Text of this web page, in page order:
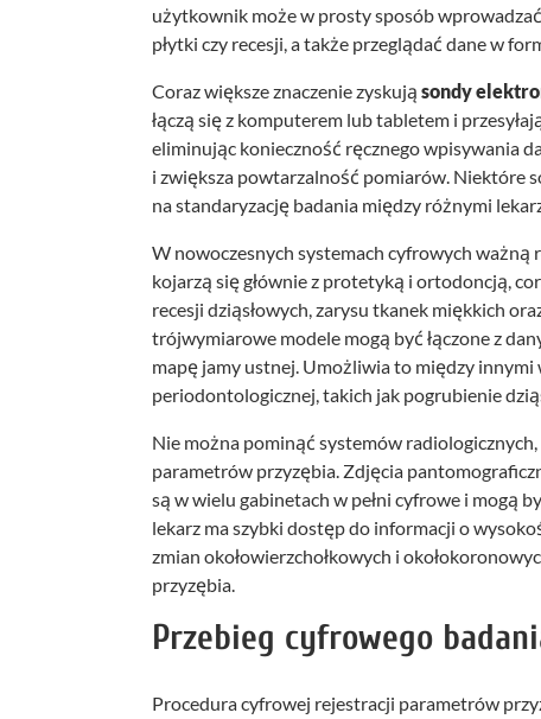
użytkownik może w prosty sposób
płytki czy recesji, a także przeglądać dane w
Coraz większe znaczenie zyskują sondy
łączą się z komputerem lub tabletem i
eliminując konieczność ręcznego wpisywania
i zwiększa powtarzalność pomiarów. Niektóre
na standaryzację badania między różnymi
W nowoczesnych systemach cyfrowych
kojarzą się głównie z protetyką i ortodoncją,
recesji dziąsłowych, zarysu tkanek miękkich
trójwymiarowe modele mogą być łączone z
mapę jamy ustnej. Umożliwia to między
periodontologicznej, takich jak pogrubienie
Nie można pominąć systemów
parametrów przyzębia. Zdjęcia
są w wielu gabinetach w pełni cyfrowe i mogą
lekarz ma szybki dostęp do informacji o
zmian okołowierzchołkowych i
przyzębia.
Przebieg cyfrowego
Procedura cyfrowej rejestracji parametrów